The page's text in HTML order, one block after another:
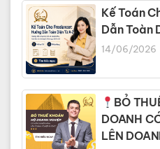
Kế Toán
Dẫn Toàn
14/06/2026
BỎ
DOANH
LÊN